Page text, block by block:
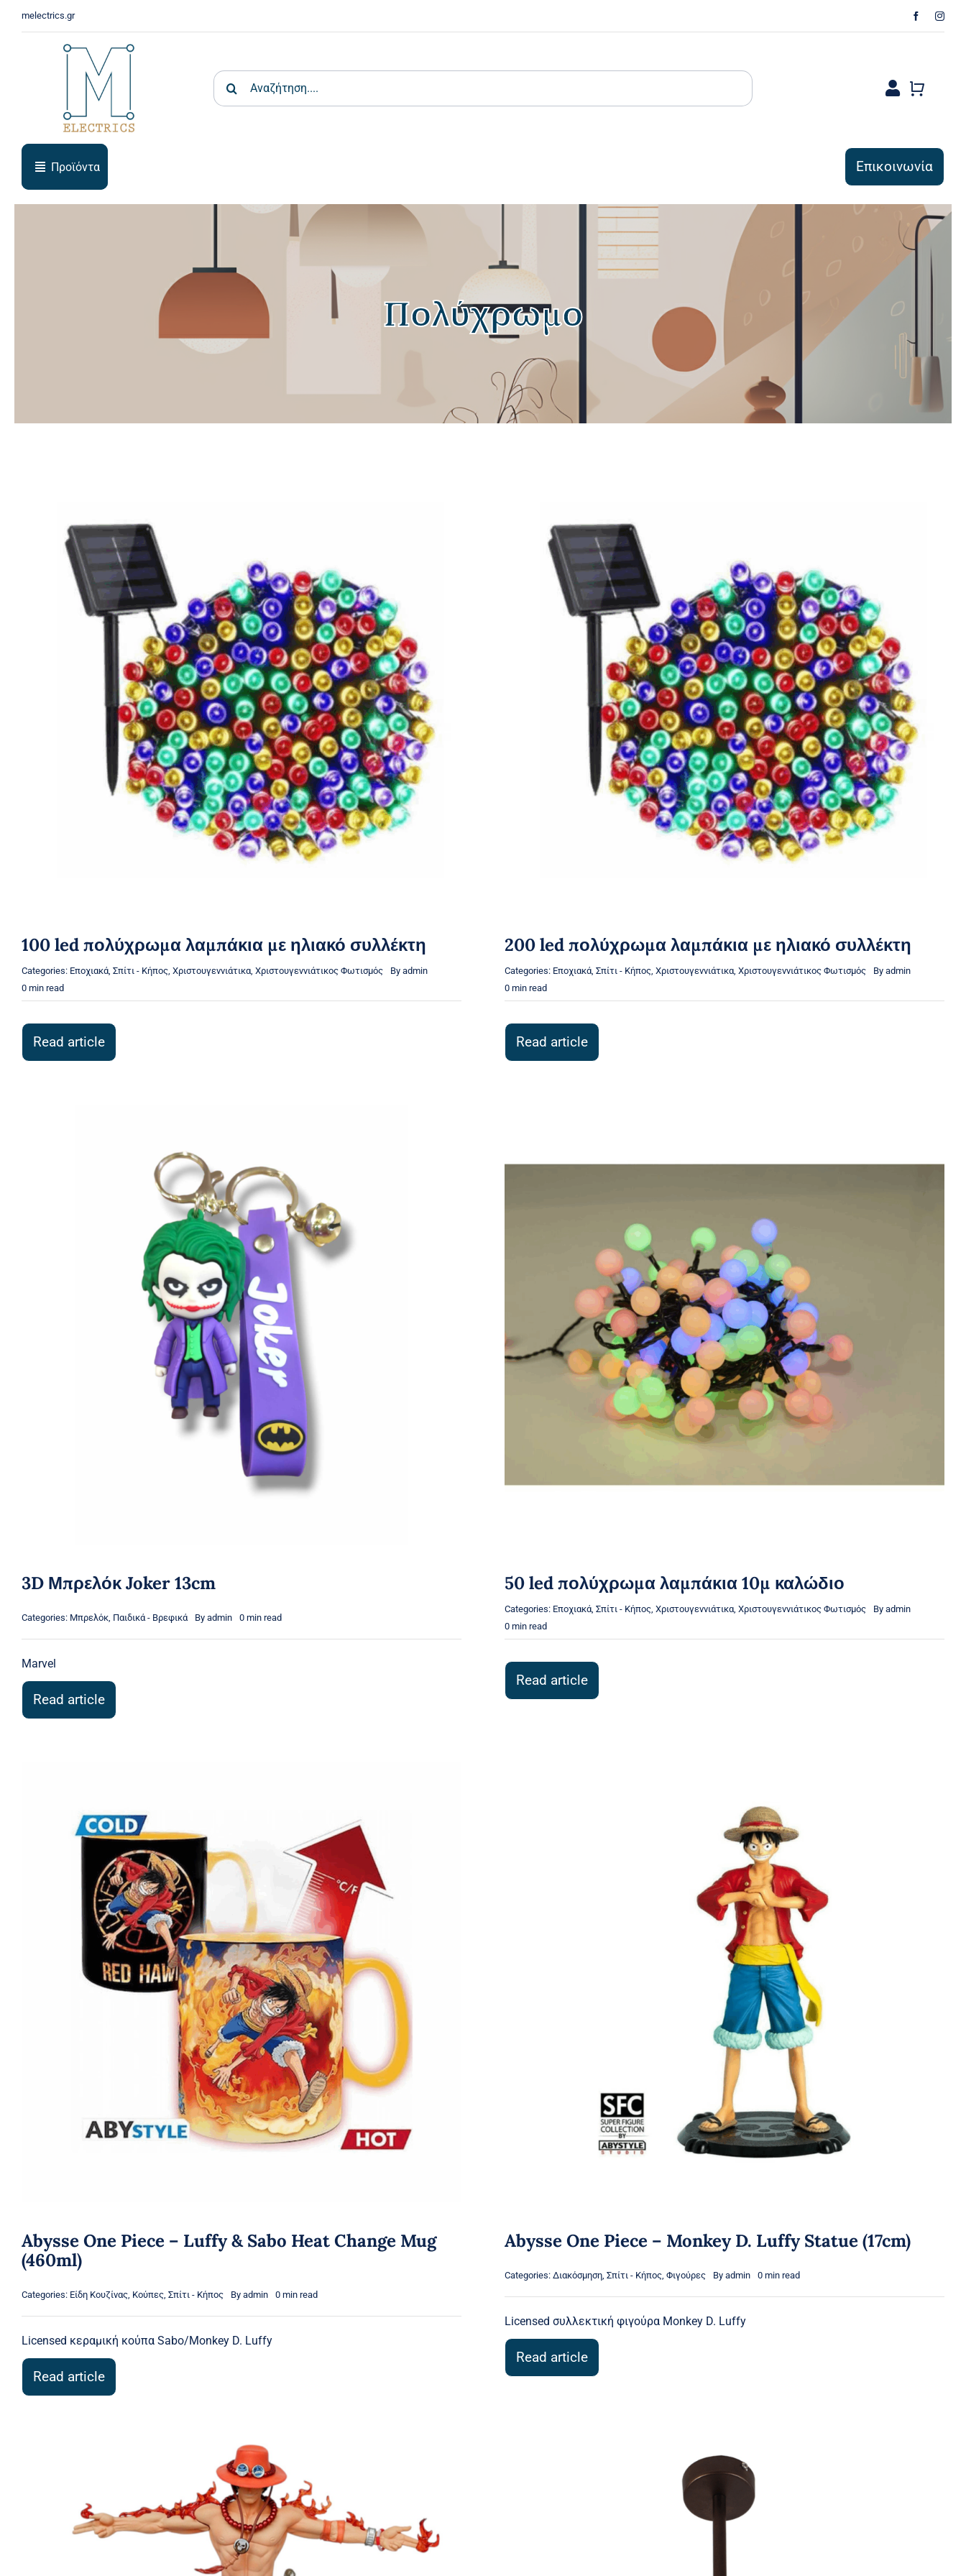
melectrics.gr
Search
for:
Προϊόντα Επικοινωνία
Πολύχρωμο
100 led πολύχρωμα λαμπάκια με ηλιακό συλλέκτη
Categories: Εποχιακά, Σπίτι - Κήπος, Χριστουγεννιάτικα, Χριστουγεννιάτικος Φωτισμός By admin
0 min read
Read article
200 led πολύχρωμα λαμπάκια με ηλιακό συλλέκτη
Categories: Εποχιακά Σπίτι - Κήπος Χριστουγεννιάτικα Χριστουγεννιάτικος Φωτισμός By admin
0 min read
Read article
3D Μπρελόκ Joker 13cm
Categories: Μπρελόκ, Παιδικά - Βρεφικά By admin 0 min read
Marvel
Read article
50 led πολύχρωμα λαμπάκια 10μ καλώδιο
Categories: Εποχιακά Σπίτι - Κήπος Χριστουγεννιάτικα Χριστουγεννιάτικος Φωτισμός By admin
0 min read
Read article
Abysse One Piece – Luffy & Sabo Heat Change Mug
(460ml)
Categories: Είδη Κουζίνας, Κούπες, Σπίτι - Κήπος By admin 0 min read
Licensed κεραμική κούπα Sabo/Monkey D. Luffy
Read article
Abysse One Piece – Monkey D. Luffy Statue (17cm)
Categories: Διακόσμηση, Σπίτι - Κήπος, Φιγούρες By admin 0 min read
Licensed συλλεκτική φιγούρα Monkey D. Luffy
Read article